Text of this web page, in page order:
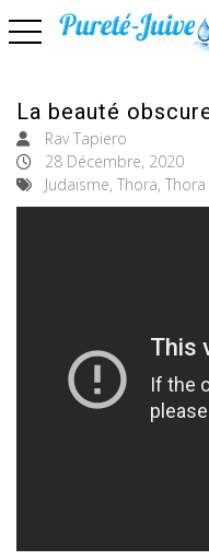
basculer la navigation
La beauté
Rav Tapiero
28 Décembre, 2020
Judaïsme, Thora, Thora